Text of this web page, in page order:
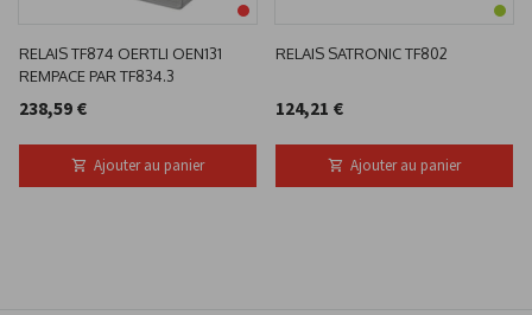
RELAIS TF874 OERTLI OEN131
REMPACE PAR TF834.3
238,59 €
Ajouter au panier
RELAIS SATRONIC TF802
124,21 €
Ajouter au panier